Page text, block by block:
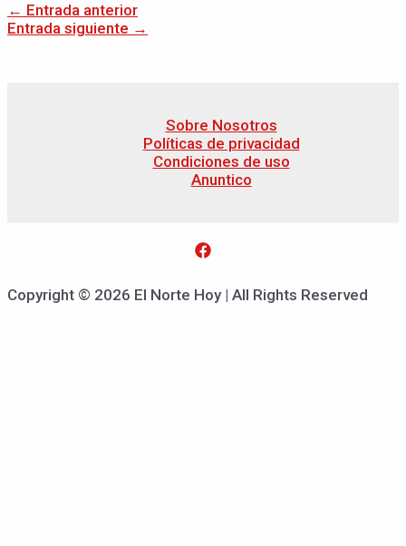
← Entrada anterior
Entrada siguiente →
Sobre Nosotros
Políticas de privacidad
Condiciones de uso
Anuntico
Copyright © 2026 El Norte Hoy | All Rights Reserved